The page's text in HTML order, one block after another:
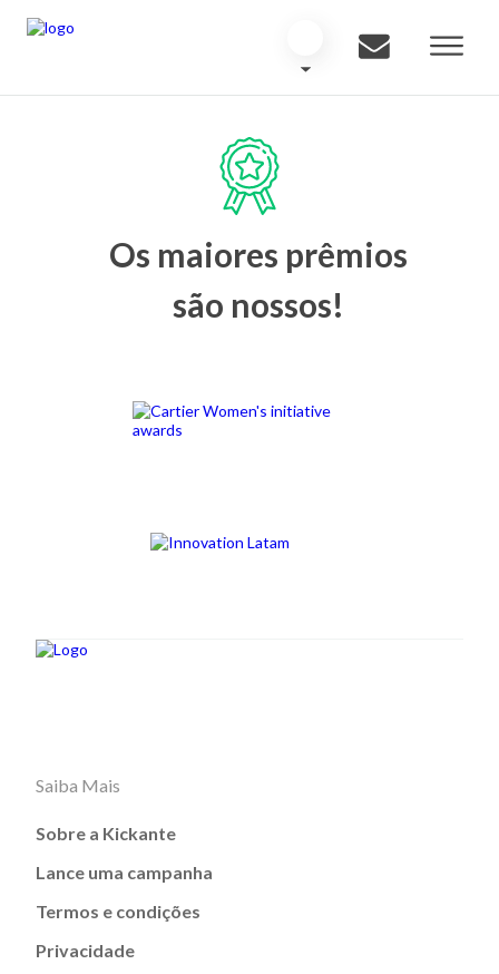
Os maiores prêmios
são nossos!
Saiba Mais
Sobre a Kickante
Lance uma campanha
Termos e condições
Privacidade